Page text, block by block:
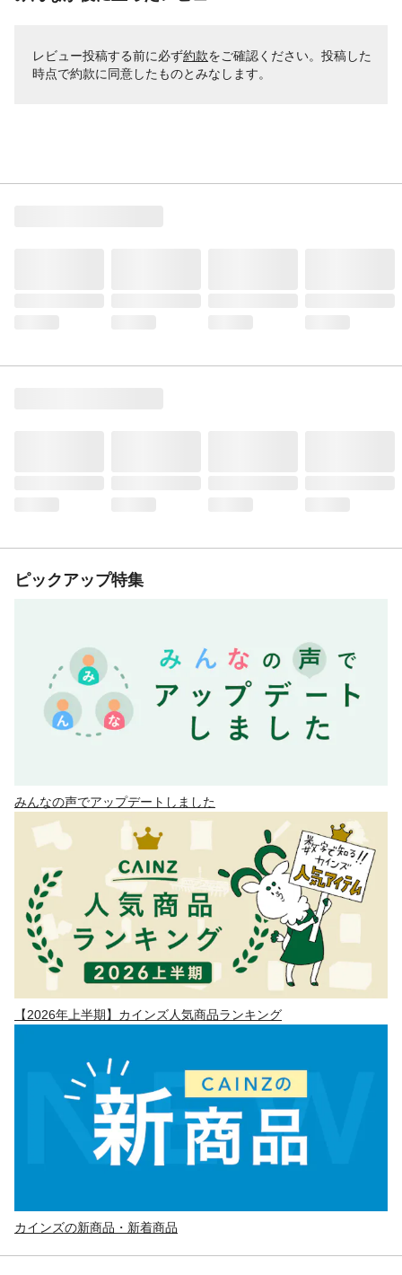
レビュー投稿する前に必ず約款をご確認ください。投稿した
時点で約款に同意したものとみなします。
ピックアップ特集
みんなの声でアップデートしました
【2026年上半期】カインズ人気商品ランキング
カインズの新商品・新着商品